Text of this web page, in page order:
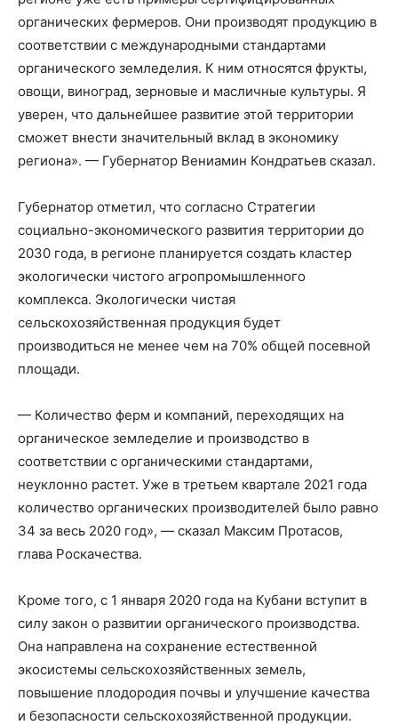
органических фермеров. Они производят продукцию в
соответствии с международными стандартами
органического земледелия. К ним относятся фрукты,
овощи, виноград, зерновые и масличные культуры. Я
уверен, что дальнейшее развитие этой территории
сможет внести значительный вклад в экономику
региона». — Губернатор Вениамин Кондратьев сказал.
Губернатор отметил, что согласно Стратегии
социально-экономического развития территории до
2030 года, в регионе планируется создать кластер
экологически чистого агропромышленного
комплекса. Экологически чистая
сельскохозяйственная продукция будет
производиться не менее чем на 70% общей посевной
площади.
— Количество ферм и компаний, переходящих на
органическое земледелие и производство в
соответствии с органическими стандартами,
неуклонно растет. Уже в третьем квартале 2021 года
количество органических производителей было равно
34 за весь 2020 год», — сказал Максим Протасов,
глава Роскачества.
Кроме того, с 1 января 2020 года на Кубани вступит в
силу закон о развитии органического производства.
Она направлена на сохранение естественной
экосистемы сельскохозяйственных земель,
повышение плодородия почвы и улучшение качества
и безопасности сельскохозяйственной продукции.